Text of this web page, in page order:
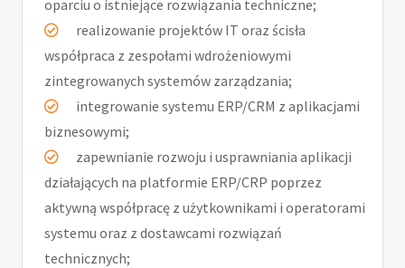
oparciu o istniejące rozwiązania techniczne;
realizowanie projektów IT oraz ścisła
współpraca z zespołami wdrożeniowymi
zintegrowanych systemów zarządzania;
integrowanie systemu ERP/CRM z aplikacjami
biznesowymi;
zapewnianie rozwoju i usprawniania aplikacji
działających na platformie ERP/CRP poprzez
aktywną współpracę z użytkownikami i operatorami
systemu oraz z dostawcami rozwiązań
technicznych;